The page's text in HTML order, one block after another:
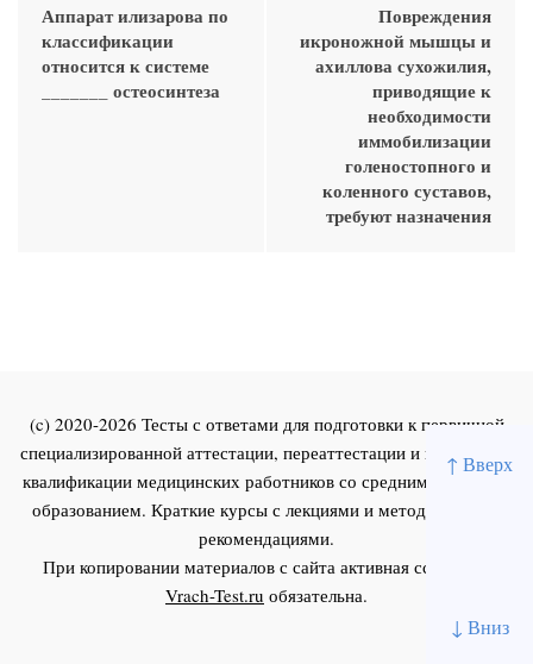
↑ Вверх
↓ Вниз
Аппарат илизарова по
классификации
относится к системе
_______ остеосинтеза
Повреждения
икроножной мышцы и
ахиллова сухожилия,
приводящие к
необходимости
иммобилизации
голеностопного и
коленного суставов,
требуют назначения
(c) 2020-2026 Тесты с ответами для подготовки к первичной
специализированной аттестации, переаттестации и повышения
квалификации медицинских работников со средним и высшим
образованием. Краткие курсы с лекциями и методическими
рекомендациями.
При копировании материалов с сайта активная ссылка на
Vrach-Test.ru обязательна.